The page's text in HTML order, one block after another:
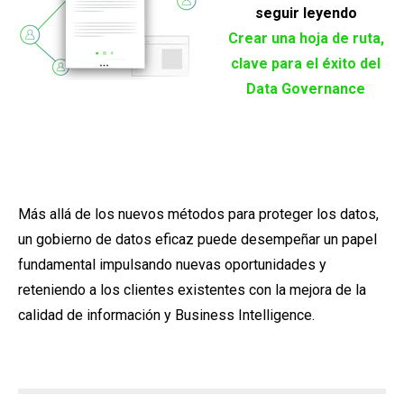
seguir leyendo
Crear una hoja de ruta,
clave para el éxito del
Data Governance
Más allá de los nuevos métodos para proteger los datos,
un gobierno de datos eficaz puede desempeñar un papel
fundamental impulsando nuevas oportunidades y
reteniendo a los clientes existentes con la mejora de la
calidad de información y Business Intelligence.